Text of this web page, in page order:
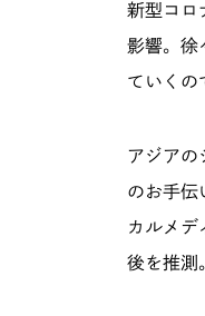
新型コロ
影響。徐
ていくの
アジアの
のお手伝
カルメデ
後を推測